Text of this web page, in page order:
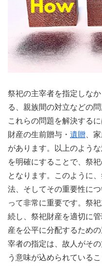
祭祀の主宰者を指定しな
る、親族間の対立などの
これらの問題を解決する
財産の生前贈与・ 遺贈 、
があります。以上のよう
を明確にすることで、祭
となります。このように
法、そしてその重要性に
って非常に重要です。祭
続し、祭祀財産を適切に
産を公平に分配するため
宰者の指定は、故人がそ
う意味が込められている